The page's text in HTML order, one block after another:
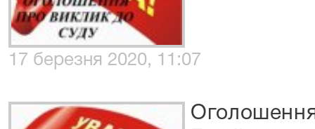
17 березня 2020, 11:07